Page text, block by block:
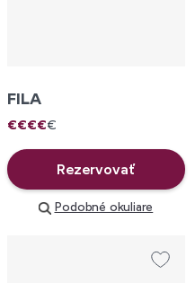
FILA
€€€€€
Rezervovať
Podobné okuliare